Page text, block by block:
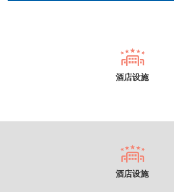
酒店设施
酒店设施